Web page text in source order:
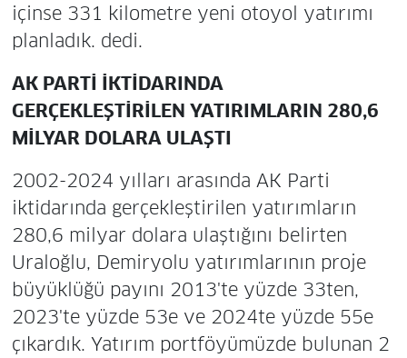
içinse 331 kilometre yeni otoyol yatırımı
planladık. dedi.
AK PARTİ İKTİDARINDA
GERÇEKLEŞTİRİLEN YATIRIMLARIN 280,6
MİLYAR DOLARA ULAŞTI
2002-2024 yılları arasında AK Parti
iktidarında gerçekleştirilen yatırımların
280,6 milyar dolara ulaştığını belirten
Uraloğlu, Demiryolu yatırımlarının proje
büyüklüğü payını 2013'te yüzde 33ten,
2023'te yüzde 53e ve 2024te yüzde 55e
çıkardık. Yatırım portföyümüzde bulunan 2